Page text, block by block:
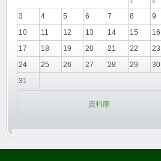
3
4 5 6 7 8
9
10
11 12 13 14 15
16
17
18 19 20 21 22
23
24
25 26 27 28 29
30
31
資料庫